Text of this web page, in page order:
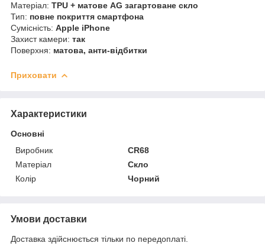
Матеріал: TPU + матове AG загартоване скло
Тип: повне покриття смартфона
Сумісність: Apple iPhone
Захист камери: так
Поверхня: матова, анти-відбитки
Приховати
Характеристики
Основні
Виробник
CR68
Матеріал
Скло
Колір
Чорний
Умови доставки
Доставка здійснюється тільки по передоплаті.